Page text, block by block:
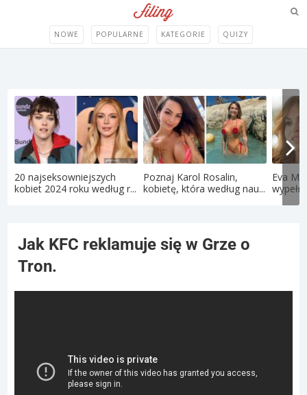
NOWE POPULARNE KATEGORIE QUIZY
20 najseksowniejszych
kobiet 2024 roku według r...
Poznaj Karol Rosalin,
kobietę, która według nau...
Eva
Jak KFC reklamuje się w Grze o
Tron.